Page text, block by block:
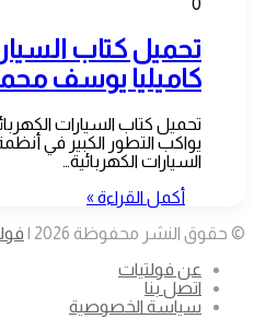
كاميليا يوسف
يواكب التطور الكبير في
السيارات الكهربائية…
أكمل القراءة »
© حقوق النشر محفوظة 2026 |
عن فولتيات
اتصل بنا
سياسة الخصوصية